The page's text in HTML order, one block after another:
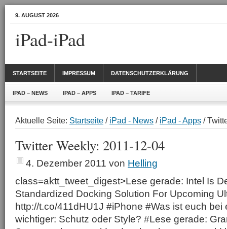
9. AUGUST 2026
iPad-iPad
STARTSEITE IMPRESSUM DATENSCHUTZERKLÄRUNG
IPAD – NEWS IPAD – APPS IPAD – TARIFE
Aktuelle Seite: Startseite / iPad - News / iPad - Apps /
Twitter Weekly: 2011-12-04
4. Dezember 2011 von Helling
class=aktt_tweet_digest>Lese gerade: Intel Is
Standardized Docking Solution For Upcoming
http://t.co/411dHU1J #iPhone #Was ist euch
wichtiger: Schutz oder Style? #Lese gerade: